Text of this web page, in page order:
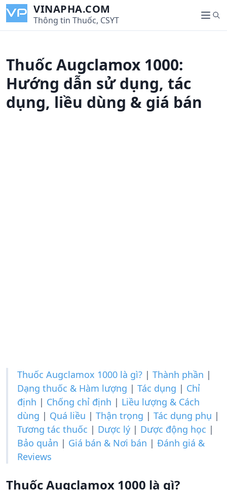
i
VINAPHA.COM
Thông tin Thuốc, CSYT
M
e
S
e
Thuốc Augclamox 1000:
Hướng dẫn sử dụng, tác
dụng, liều dùng & giá bán
Thuốc Augclamox 1000 là gì? | Thành phần |
Dạng thuốc & Hàm lượng | Tác dụng | Chỉ
định | Chống chỉ định | Liều lượng & Cách
dùng | Quá liều | Thận trọng | Tác dụng phụ |
Tương tác thuốc | Dược lý | Dược động học |
Bảo quản | Giá bán & Nơi bán | Đánh giá &
Reviews
Thuốc Augclamox 1000 là gì?